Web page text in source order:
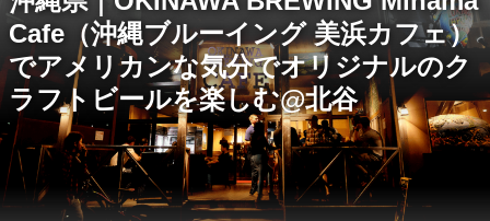
Cafe（沖縄ブルーイング 美浜カフェ）
でアメリカンな気分でオリジナルのク
ラフトビールを楽しむ@北谷